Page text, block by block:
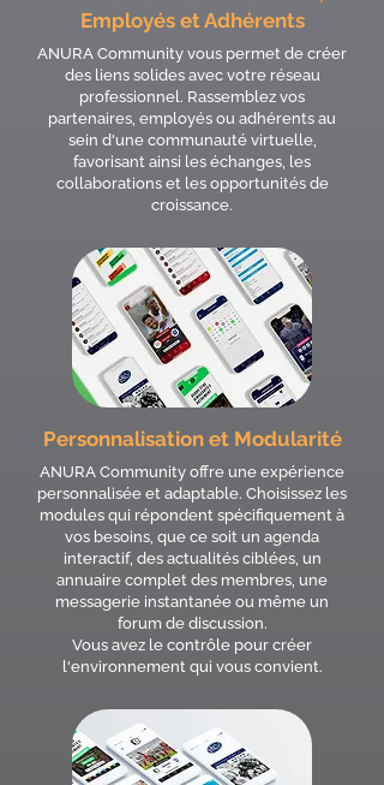
Employés et Adhérents
ANURA Community vous permet de créer
des liens solides avec votre réseau
professionnel. Rassemblez vos
partenaires, employés ou adhérents au
sein d'une communauté virtuelle,
favorisant ainsi les échanges, les
collaborations et les opportunités de
croissance.
Personnalisation et Modularité
ANURA Community offre une expérience
personnalisée et adaptable. Choisissez les
modules qui répondent spécifiquement à
vos besoins, que ce soit un agenda
interactif, des actualités ciblées, un
annuaire complet des membres, une
messagerie instantanée ou même un
forum de discussion.
Vous avez le contrôle pour créer
l'environnement qui vous convient.